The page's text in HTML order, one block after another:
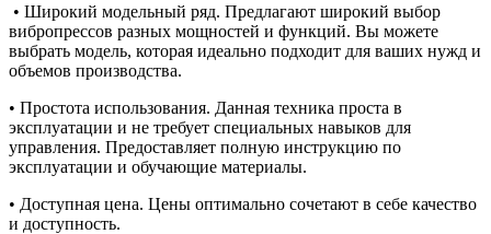
• Широкий модельный ряд. Предлагают широкий выбор
вибропрессов разных мощностей и функций. Вы можете
выбрать модель, которая идеально подходит для ваших нужд и
объемов производства.
• Простота использования. Данная техника проста в
эксплуатации и не требует специальных навыков для
управления. Предоставляет полную инструкцию по
эксплуатации и обучающие материалы.
• Доступная цена. Цены оптимально сочетают в себе качество
и доступность.